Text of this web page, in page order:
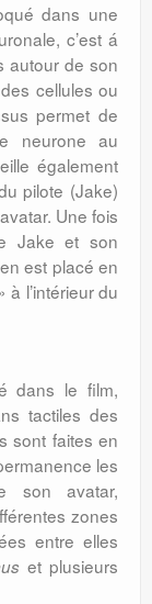
dans une
c’est á
autour de son
cellules ou
permet de
neurone au
également
pilote (Jake)
Une fois
Jake et son
est placé en
l’intérieur du
dans le film,
tactiles des
sont faites en
les
son avatar,
zones
entre elles
et plusieurs